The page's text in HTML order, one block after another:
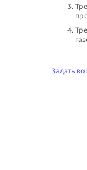
Задать